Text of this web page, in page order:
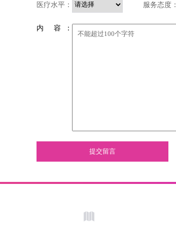
医疗水平： 服务态度：
内 容 ：
提交留言